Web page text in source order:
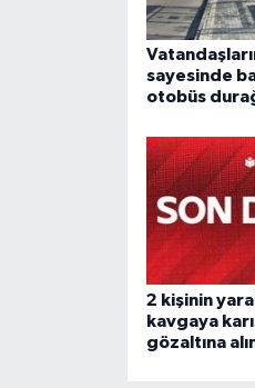
sayesinde
otobüs
2 kişinin
kavgaya
gözaltına